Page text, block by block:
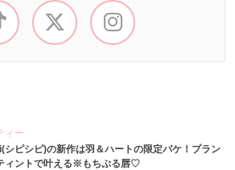
ィー
シピシピ)の新作は羽＆ハートの限定パケ！プラン
ィントで叶える※もちぷる唇♡